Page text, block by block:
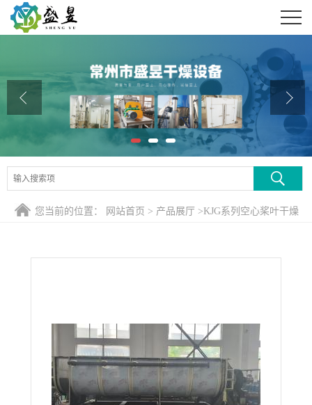
公司介绍
公司动态
产品展厅
证书荣誉
联系方式
您当前的位置： 网站首页 > 产品展厅 >KJG系列空心桨叶干燥